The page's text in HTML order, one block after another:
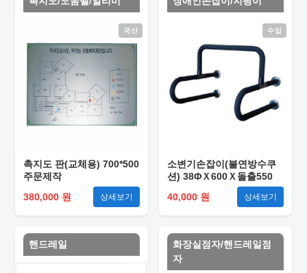
국산
촉지도 판(교체용) 700*500
주문제작
380,000 원
상세보기
수입
소변기손잡이(불연방수쿠
션) 38ΦＸ600Ｘ돌출550
40,000 원
상세보기
핸드레일
화장실점자/핸드레일점
자